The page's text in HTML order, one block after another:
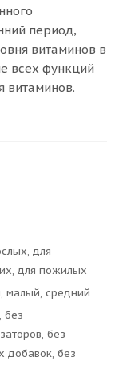
период,
витаминов в
всех функций
витаминов.
для
для пожилых
малый, средний
без
без
добавок, без